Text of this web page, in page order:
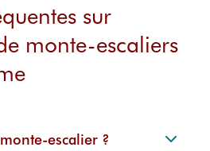
sur
monte-escaliers
escalier ?